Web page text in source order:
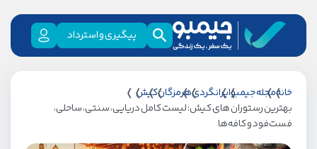
پیگیری و استرداد
خانهمجله جیمبوایرانگردیهرمزگانکیش
بهترین رستوران های کیش: لیست کامل دریایی، سنتی، ساحلی،
فست‌فود و کافه‌ها